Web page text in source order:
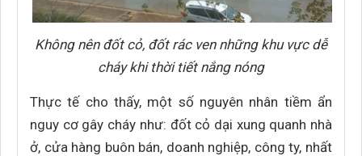
Không nên đốt cỏ, đốt rác ven những khu vực dễ
cháy khi thời tiết nắng nóng
Thực tế cho thấy, một số nguyên nhân tiềm ẩn
nguy cơ gây cháy như: đốt cỏ dại xung quanh nhà
ở, cửa hàng buôn bán, doanh nghiệp, công ty, nhất